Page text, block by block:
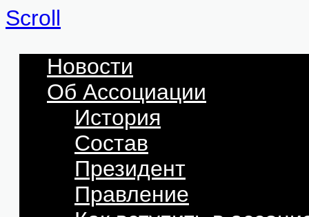
Scroll
Новости
Об Ассоциации
История
Состав
Президент
Правление